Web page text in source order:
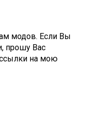
модов. Если Вы
прошу Вас
ссылки на мою